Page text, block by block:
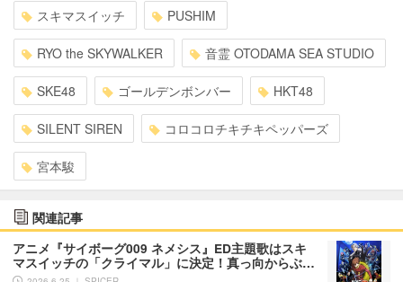
スキマスイッチ PUSHIM
RYO the SKYWALKER 音霊 OTODAMA SEA STUDIO
SKE48 ゴールデンボンバー HKT48
SILENT SIREN コロコロチキチキペッパーズ
宮本駿
関連記事
アニメ『サイボーグ009 ネメシス』ED主題歌はスキ
マスイッチの「クライマル」に決定！真っ向からぶ…